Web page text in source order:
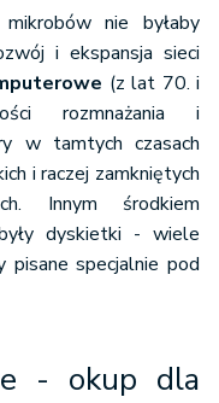
nie byłaby
i ekspansja sieci
(z lat 70. i
rozmnażania i
w tamtych czasach
i raczej zamkniętych
Innym środkiem
dyskietki - wiele
pisane specjalnie pod
- okup dla